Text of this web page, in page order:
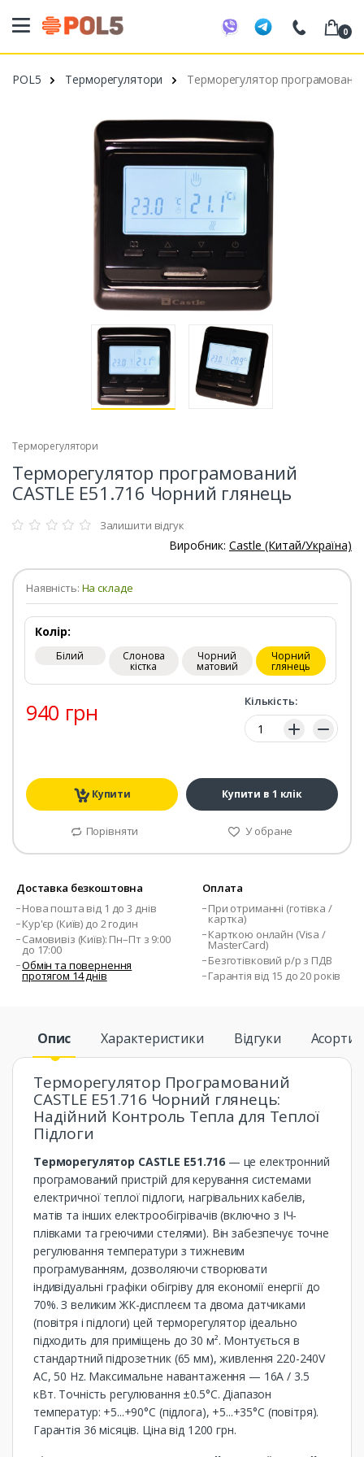
098 20 52 818
099 53 43 210
0
POL5 Терморегулятори Терморегулятор
Терморегулятори
Терморегулятор програмований
CASTLE Е51.716 Чорний глянець
Залишити відгук
Виробник: Castle (Китай/Україна)
Наявність: На складе
Колір:
Білий Слонова
кістка
Чорний
матовий
Чорний
глянець
940 грн Кількість:
Кількість:
Купити Купити в 1 клік
Порівняти У обране
Доставка безкоштовна
Нова пошта від 1 до 3 днів
Кур'єр (Київ) до 2 годин
Самовивіз (Київ): Пн–Пт з 9:00
до 17:00
Обмін та повернення
протягом 14 днів
Оплата
При отриманні (готівка /
картка)
Карткою онлайн (Visa /
MasterCard)
Безготівковий р/р з ПДВ
Гарантія від 15 до 20 років
Опис Характеристики Відгуки
Терморегулятор Програмований
CASTLE E51.716 Чорний глянець:
Надійний Контроль Тепла для Теплої
Підлоги
Терморегулятор CASTLE E51.716— це електронний
програмований пристрій для керування системами
електричної теплої підлоги, нагрівальних кабелів,
матів та інших електрообігрівачів (включно з ІЧ-
плівками та греючими стелями). Він забезпечує точне
регулювання температури з тижневим
програмуванням, дозволяючи створювати
індивідуальні графіки обігріву для економії енергії до
70%. З великим ЖК-дисплеєм та двома датчиками
(повітря і підлоги) цей терморегулятор ідеально
підходить для приміщень до 30 м². Монтується в
стандартний підрозетник (65 мм), живлення 220-240V
AC, 50 Hz. Максимальне навантаження — 16A / 3.5
кВт. Точність регулювання ±0.5°C. Діапазон
температур: +5...+90°C (підлога), +5...+35°C (повітря).
Гарантія 36 місяців. Ціна від 1200 грн.